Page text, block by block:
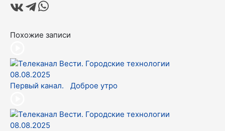
Похожие записи
08.08.2025
Первый канал. Доброе утро
08.08.2025